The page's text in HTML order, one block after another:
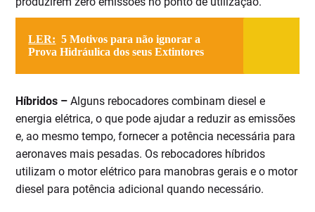
LER: 5 Motivos para não ignorar a
Prova Hidráulica dos seus Extintores
Híbridos – Alguns rebocadores combinam diesel e
energia elétrica, o que pode ajudar a reduzir as emissões
e, ao mesmo tempo, fornecer a potência necessária para
aeronaves mais pesadas. Os rebocadores híbridos
utilizam o motor elétrico para manobras gerais e o motor
diesel para potência adicional quando necessário.